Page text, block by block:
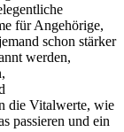
für Angehörige,
schon stärker
werden,
die Vitalwerte, wie
passieren und ein